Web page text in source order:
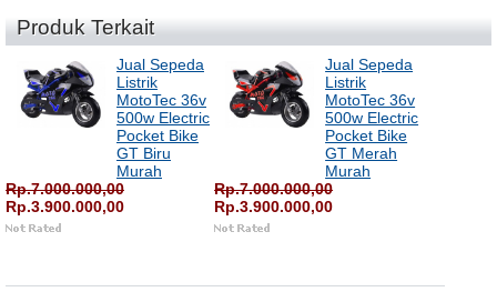
Produk Terkait
Jual Sepeda
Listrik
MotoTec 36v
500w Electric
Pocket Bike
GT Biru
Murah
Rp.7.000.000,00
Rp.3.900.000,00
Jual Sepeda
Listrik
MotoTec 36v
500w Electric
Pocket Bike
GT Merah
Murah
Rp.7.000.000,00
Rp.3.900.000,00